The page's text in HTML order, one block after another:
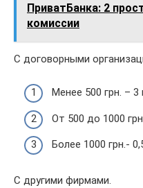
ПриватБанка: 2
комиссии
С договорными
Менее 500 грн. – 3
От 500 до 1000
Более 1000 грн.-
С другими фирмами.